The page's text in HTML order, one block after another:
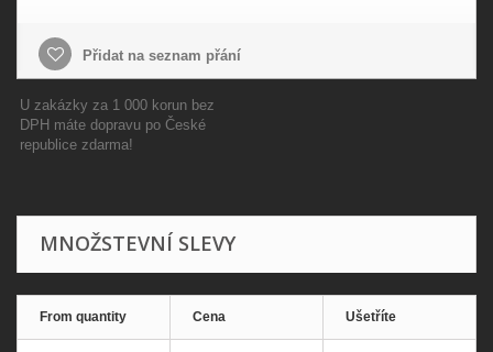
Přidat na seznam přání
U zakázky za 1 000 korun bez
DPH máte dopravu po České
republice zdarma!
MNOŽSTEVNÍ SLEVY
From quantity Cena Ušetříte